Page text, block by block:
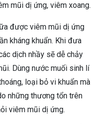
mũi dị ứng, viêm xoang.
được viêm mũi dị ứng
kháng khuẩn. Khi đưa
dịch nhầy sẽ dễ chảy
Dùng nước muối sinh lí
loại bỏ vi khuẩn mà
những thương tổn trên
viêm mũi dị ứng.